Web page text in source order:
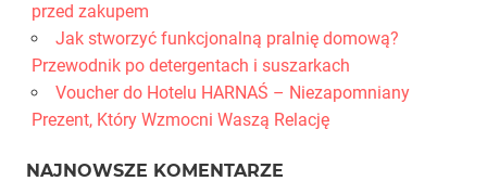
przed zakupem
Jak stworzyć funkcjonalną pralnię domową?
Przewodnik po detergentach i suszarkach
Voucher do Hotelu HARNAŚ – Niezapomniany
Prezent, Który Wzmocni Waszą Relację
NAJNOWSZE KOMENTARZE